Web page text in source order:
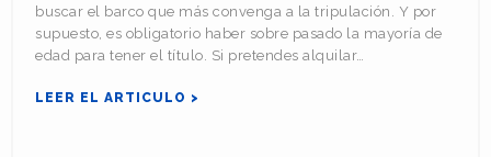
buscar el barco que más convenga a la tripulación. Y por
supuesto, es obligatorio haber sobre pasado la mayoría de
edad para tener el título. Si pretendes alquilar…
LEER EL ARTICULO >